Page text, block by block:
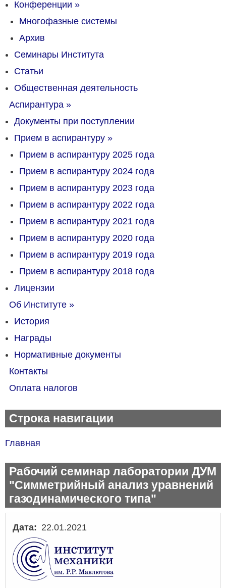
Конференции »
Многофазные системы
Архив
Семинары Института
Статьи
Общественная деятельность
Аспирантура »
Документы при поступлении
Прием в аспирантуру »
Прием в аспирантуру 2025 года
Прием в аспирантуру 2024 года
Прием в аспирантуру 2023 года
Прием в аспирантуру 2022 года
Прием в аспирантуру 2021 года
Прием в аспирантуру 2020 года
Прием в аспирантуру 2019 года
Прием в аспирантуру 2018 года
Лицензии
Об Институте »
История
Награды
Нормативные документы
Контакты
Оплата налогов
Строка навигации
Главная
Рабочий семинар лаборатории ДУМ
"Симметрийный анализ уравнений
газодинамического типа"
Дата 22.01.2021